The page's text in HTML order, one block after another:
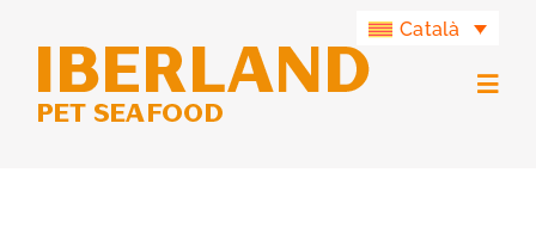
Català